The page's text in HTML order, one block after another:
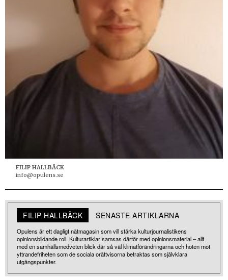
FILIP HALLBÄCK
info@opulens.se
FILIP HALLBÄCK SENASTE ARTIKLARNA
Opulens är ett dagligt nätmagasin som vill stärka kulturjournalistikens
opinionsbildande roll. Kulturartiklar samsas därför med opinionsmaterial – allt
med en samhällsmedveten blick där så väl klimatförändringarna och hoten mot
yttrandefriheten som de sociala orättvisorna betraktas som självklara
utgångspunkter.